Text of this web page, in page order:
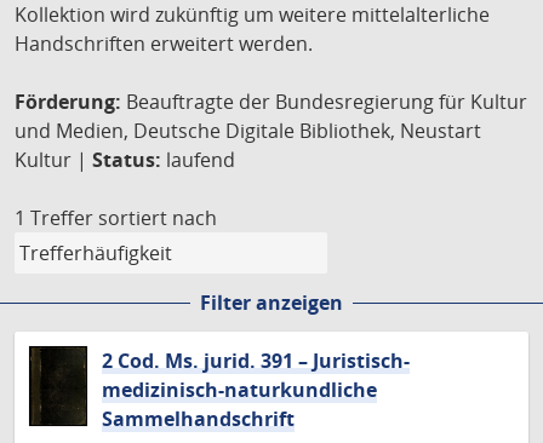
Kollektion wird zukünftig um weitere mittelalterliche
Handschriften erweitert werden.
Förderung: Beauftragte der Bundesregierung für Kultur
und Medien, Deutsche Digitale Bibliothek, Neustart
Kultur | Status: laufend
1 Treffer sortiert nach
Filter anzeigen
2 Cod. Ms. jurid. 391 – Juristisch-
medizinisch-naturkundliche
Sammelhandschrift